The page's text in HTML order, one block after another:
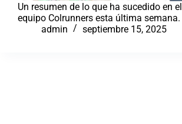
Un resumen de lo que ha sucedido en el
equipo Colrunners esta última semana.
admin
septiembre 15, 2025